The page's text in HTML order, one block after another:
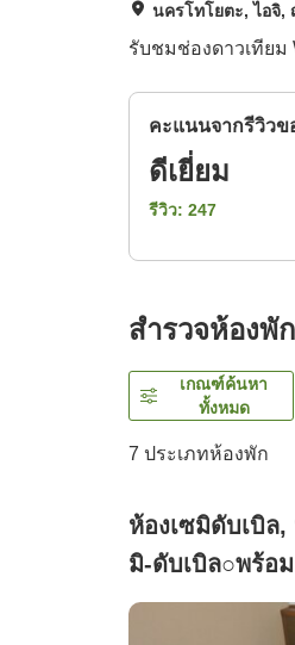
นครโทโยตะ, ไอจิ,
รับชมช่องดาวเทีย
คะแนนจากรีวิวข
ดีเยี่ยม
รีวิว: 247
สำรวจห้องพั
เกณฑ์ค้นหา
ทั้งหมด
7 ประเภทห้องพัก
ห้องเซมิดับเบิล
มิ-ดับเบิล○พร้อ